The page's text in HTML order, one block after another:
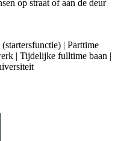
op straat of aan de deur
| Parttime
| Tijdelijke fulltime baan |